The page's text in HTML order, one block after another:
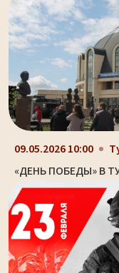
09.05.2026 10:00
«ДЕНЬ ПОБЕДЫ» В